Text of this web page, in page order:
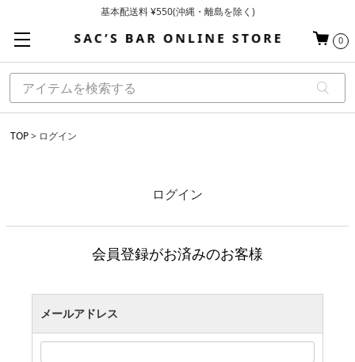
基本配送料 ¥550(沖縄・離島を除く)
お買い上げ合計¥3,980以上で送料無料
0
TOP ログイン
ログイン
会員登録がお済みのお客様
メールアドレス